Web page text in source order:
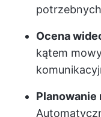
Ocena
kątem